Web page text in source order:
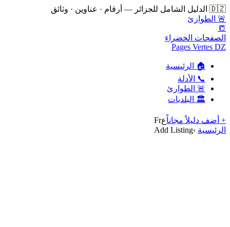
🇩🇿 الدليل الشامل للجزائر — أرقام · عناوين · وثائق
🚨 الطوارئ
📒
الصفحات الخضراء
Pages Vertes DZ
🏠 الرئيسية
📞 الأدلة
🚨 الطوارئ
🏛️ البلديات
+ أضف دليلاً مجاناًعFr
الرئيسية ›
Add Listing